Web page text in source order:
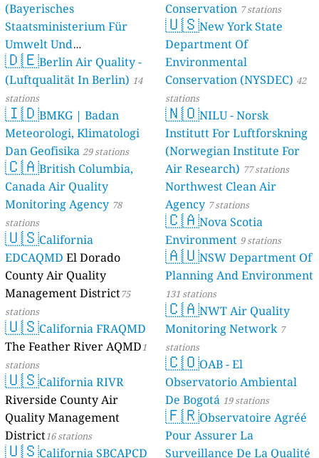
(Bayerisches
Staatsministerium Für
Umwelt Und
Verbraucherschutz) - LfU
46 stations
🇩🇪Berlin Air Quality -
(Luftqualität In Berlin) 14
stations
🇮🇩BMKG | Badan
Meteorologi, Klimatologi
Dan Geofisika 29 stations
🇨🇦British Columbia,
Canada Air Quality
Monitoring Agency 78
stations
🇺🇸California
EDCAQMD El Dorado
County Air Quality
Management District75
stations
🇺🇸California FRAQMD
The Feather River AQMD1
stations
🇺🇸California RIVR
Riverside County Air
Quality Management
District16 stations
🇺🇸California SBCAPCD
Conservation 7 stations
🇺🇸New York State
Department Of
Environmental
Conservation (NYSDEC) 42
stations
🇳🇴NILU - Norsk
Institutt For Luftforskning
(Norwegian Institute For
Air Research) 77 stations
Northwest Clean Air
Agency 7 stations
🇨🇦Nova Scotia
Environment 9 stations
🇦🇺NSW Department Of
Planning And Environment
131 stations
🇨🇦NWT Air Quality
Monitoring Network 7
stations
🇨🇴OAB - El
Observatorio Ambiental
De Bogotá 19 stations
🇫🇷Observatoire Agréé
Pour Assurer La
Surveillance De La Qualité